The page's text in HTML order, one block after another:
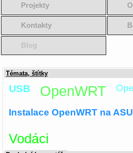
Projekty
Kontakty
Blog
Témata, štítky
USB OpenWRT
Instalace OpenWRT na
Vodáci